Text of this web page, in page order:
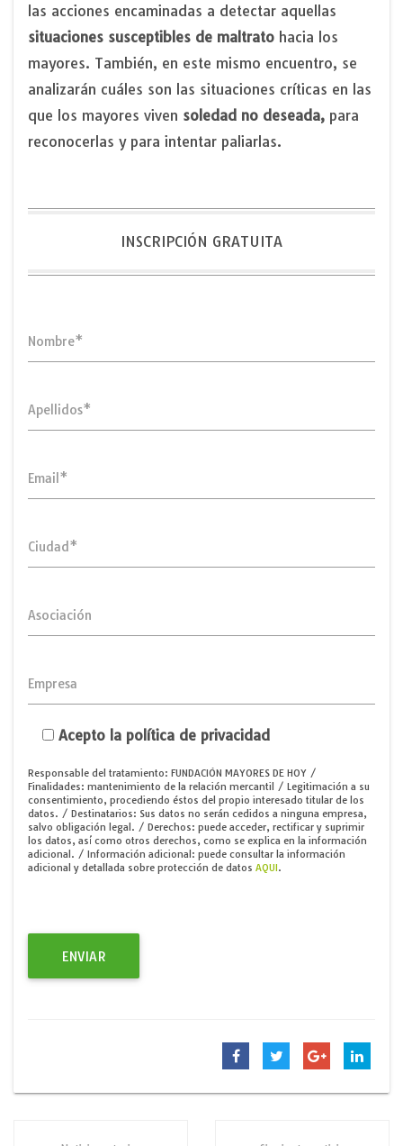
las acciones encaminadas a detectar aquellas
situaciones susceptibles de maltrato hacia los
mayores. También, en este mismo encuentro, se
analizarán cuáles son las situaciones críticas en las
que los mayores viven soledad no deseada, para
reconocerlas y para intentar paliarlas.
INSCRIPCIÓN GRATUITA
Nombre*
Apellidos*
Email*
Ciudad*
Asociación
Empresa
Acepto la política de privacidad
Responsable del tratamiento: FUNDACIÓN MAYORES DE HOY /
Finalidades: mantenimiento de la relación mercantil / Legitimación a su
consentimiento, procediendo éstos del propio interesado titular de los
datos. / Destinatarios: Sus datos no serán cedidos a ninguna empresa,
salvo obligación legal. / Derechos: puede acceder, rectificar y suprimir
los datos, así́ como otros derechos, como se explica en la información
adicional. / Información adicional: puede consultar la información
adicional y detallada sobre protección de datos AQUI.
ENVIAR